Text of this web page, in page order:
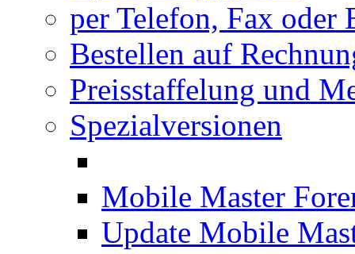
per Telefon, Fax oder
Bestellen auf
Preisstaffelung und
Spezialversionen
Mobile Master
Update Mobile